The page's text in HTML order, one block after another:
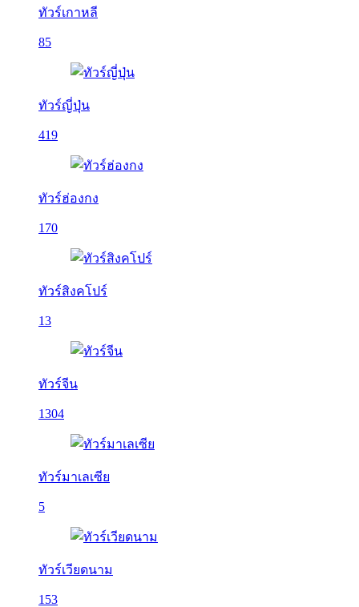
ทัวร์เกาหลี
85
ทัวร์ญี่ปุ่น
419
ทัวร์ฮ่องกง
170
ทัวร์สิงคโปร์
13
ทัวร์จีน
1304
ทัวร์มาเลเซีย
5
ทัวร์เวียดนาม
153